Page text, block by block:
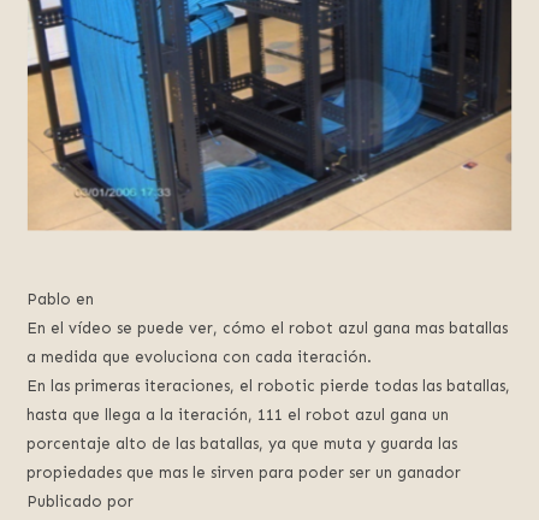
Pablo en
En el vídeo se puede ver, cómo el robot azul gana mas batallas
a medida que evoluciona con cada iteración.
En las primeras iteraciones, el robotic pierde todas las batallas,
hasta que llega a la iteración, 111 el robot azul gana un
porcentaje alto de las batallas, ya que muta y guarda las
propiedades que mas le sirven para poder ser un ganador
Publicado por